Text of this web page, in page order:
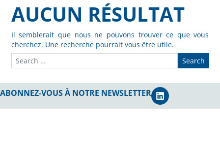
AUCUN RÉSULTAT
Il semblerait que nous ne pouvons trouver ce que vous
cherchez. Une recherche pourrait vous être utile.
ABONNEZ-VOUS À NOTRE NEWSLETTER